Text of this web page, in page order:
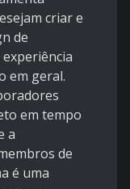
criar e
de
em geral.
em tempo
a
de
é uma